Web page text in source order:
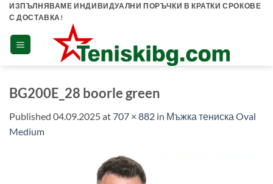
Skip
content
ИЗПЪЛНЯВАМЕ ИНДИВИДУАЛНИ ПОРЪЧКИ В КРАТКИ СРОКОВЕ
С ДОСТАВКА!
BG200E_28 boorle green
Published 04.09.2025at707 × 882 in Мъжка тениска Oval
Medium